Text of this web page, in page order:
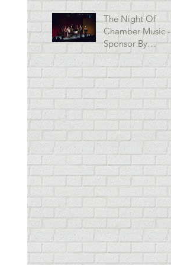
The Night Of
Chamber Music -
Sponsor By
National Strings